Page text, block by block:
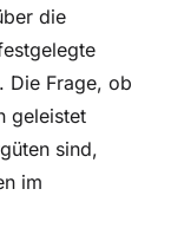
die
Die Frage, ob
geleistet
sind,
im